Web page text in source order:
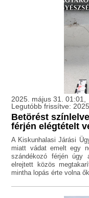
2025. május 31. 01:01,
Legutóbb frissítve:
Betörést
férjén elégtételt
A Kiskunhalasi Járási
miatt vádat emelt egy
szándékozó férjén úgy
elrejtett közös
mintha lopás érte volna